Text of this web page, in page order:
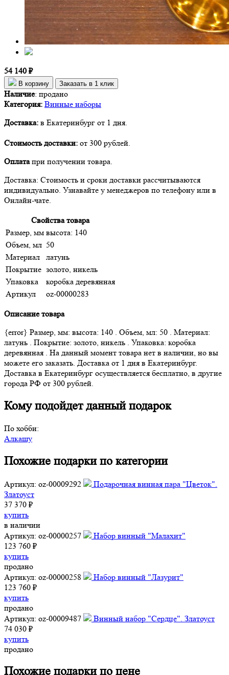
54 140 ₽
В корзину Заказать в 1 клик
Наличие: продано
Категория: Винные наборы
Доставка: в Екатеринбург от 1 дня.
Стоимость доставки: от 300 рублей.
Оплатапри получении товара.
Доставка: Стоимость и сроки доставки рассчитываются
индивидуально. Узнавайте у менеджеров по телефону или в
Онлайн-чате.
Свойства товара
Размер, мм высота: 140
Объем, мл 50
Материал
латунь
Покрытие золото, никель
Упаковка
коробка деревянная
Артикул
oz-00000283
Описание товара
{error} Размер, мм: высота: 140 . Объем, мл: 50 . Материал:
латунь . Покрытие: золото, никель . Упаковка: коробка
деревянная . На данный момент товара нет в наличии, но вы
можете его заказать. Доставка от 1 дня в Екатеринбург.
Доставка в Екатеринбург осуществляется бесплатно, в другие
города РФ от 300 рублей.
Кому подойдет данный подарок
По хобби:
Алкашу
Похожие подарки по категории
Артикул: oz-00009292
Подарочная винная пара "Цветок".
Златоуст
37 370 ₽
купить
в наличии
Артикул: oz-00000257
Набор винный "Малахит"
123 760 ₽
купить
продано
Артикул: oz-00000258
Набор винный "Лазурит"
123 760 ₽
купить
продано
Артикул: oz-00009487
Винный набор "Сердце". Златоуст
74 030 ₽
купить
продано
Похожие подарки по цене